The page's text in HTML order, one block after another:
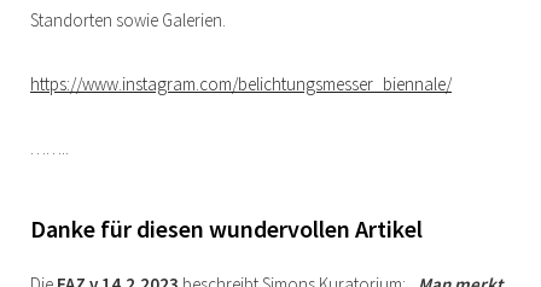
Standorten sowie Galerien.
https://www.instagram.com/belichtungsmesser_biennale/
Danke für diesen wundervollen Artikel